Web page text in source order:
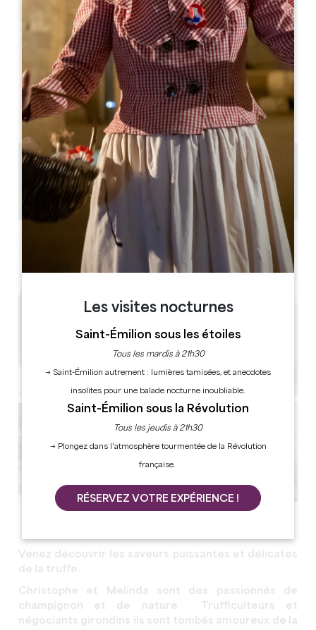
Venez découvrir les saveurs puissantes et délicates
de la truffe.
Christophe et Melinda sont des passionnés de
champignon et de nature. Trufficulteurs et
négociants girondins ils sont tombés amoureux de la
Leaflet
A la découverte de la truffe
Saint-Émilion
33330 Saint-Émilion
05.57.55.28.20
Contactez-nous
1 km
1 heure à 1/2 journée
Copier code GPS
Les visites nocturnes
Saint-Émilion sous les étoiles
Tous les mardis à 21h30
→ Saint-Émilion autrement : lumières tamisées, et anecdotes
insolites pour une balade nocturne inoubliable.
Saint-Émilion sous la Révolution
Tous les jeudis à 21h30
→ Plongez dans l’atmosphère tourmentée de la Révolution
française.
RÉSERVEZ VOTRE EXPÉRIENCE !